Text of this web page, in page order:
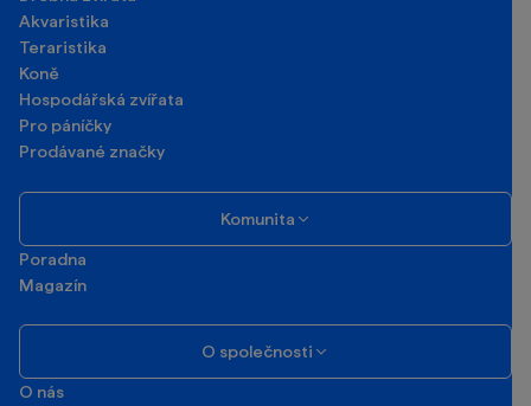
Akvaristika
Teraristika
Koně
Hospodářská zvířata
Pro páníčky
Prodávané značky
Komunita
Poradna
Magazín
O společnosti
O nás